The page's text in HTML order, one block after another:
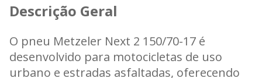
Descrição Geral
O pneu Metzeler Next 2 150/70-17 é
desenvolvido para motocicletas de uso
urbano e estradas asfaltadas, oferecendo